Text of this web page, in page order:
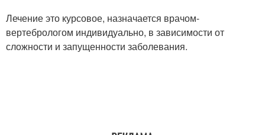
Лечение это курсовое, назначается врачом-
вертебрологом индивидуально, в зависимости от
сложности и запущенности заболевания.